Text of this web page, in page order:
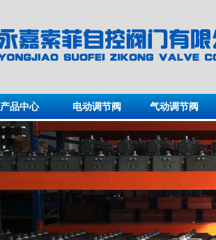
产品中心 电动调节阀 气动调节阀